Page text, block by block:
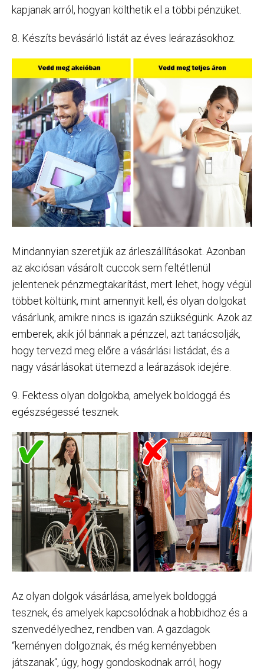
kapjanak arról, hogyan költhetik el a többi pénzüket.
8. Készíts bevásárló listát az éves leárazásokhoz.
Mindannyian szeretjük az árleszállításokat. Azonban
az akciósan vásárolt cuccok sem feltétlenül
jelentenek pénzmegtakarítást, mert lehet, hogy végül
többet költünk, mint amennyit kell, és olyan dolgokat
vásárlunk, amikre nincs is igazán szükségünk. Azok az
emberek, akik jól bánnak a pénzzel, azt tanácsolják,
hogy tervezd meg előre a vásárlási listádat, és a
nagy vásárlásokat ütemezd a leárazások idejére.
9. Fektess olyan dolgokba, amelyek boldoggá és
egészségessé tesznek.
Az olyan dolgok vásárlása, amelyek boldoggá
tesznek, és amelyek kapcsolódnak a hobbidhoz és a
szenvedélyedhez, rendben van. A gazdagok
“keményen dolgoznak, és még keményebben
játszanak“, úgy, hogy gondoskodnak arról, hogy